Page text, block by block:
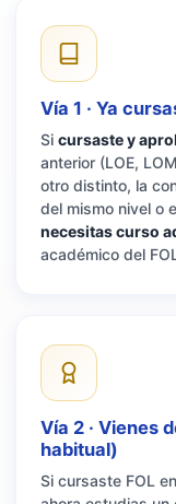
Vía 1 · Ya
Si cursaste y
anterior (LOE,
otro distinto, la
del mismo nivel o
necesitas curso
académico del
Vía 2 · Vienes
habitual)
Si cursaste FOL